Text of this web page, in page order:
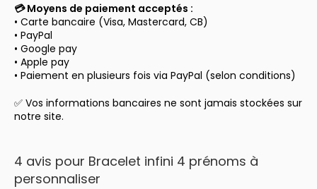
💳 Moyens de paiement acceptés :
• Carte bancaire (Visa, Mastercard, CB)
• PayPal
• Google pay
• Apple pay
• Paiement en plusieurs fois via PayPal (selon conditions)
✅ Vos informations bancaires ne sont jamais stockées sur
notre site.
4 avis pour Bracelet infini 4 prénoms à
personnaliser